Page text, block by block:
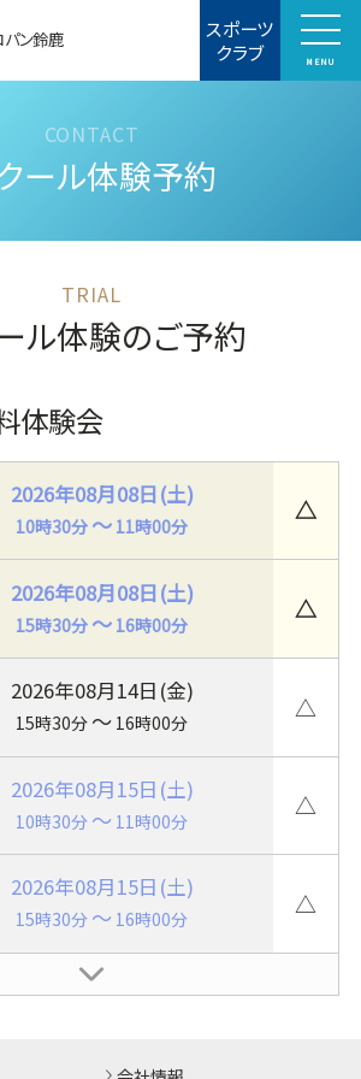
パン鈴鹿 スポーツ
クラブ MENU
ール体験予約
ル体験のご予約
体験会
2026年08月08日(土)
10時30分 ～ 11時00分
△
2026年08月08日(土)
15時30分 ～ 16時00分
△
2026年08月14日(金)
15時30分 ～ 16時00分
△
2026年08月15日(土)
10時30分 ～ 11時00分
△
2026年08月15日(土)
15時30分 ～ 16時00分
△